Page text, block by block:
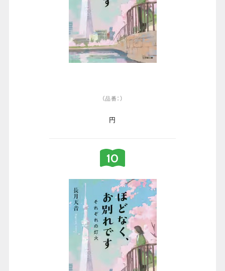
（品番：）
円